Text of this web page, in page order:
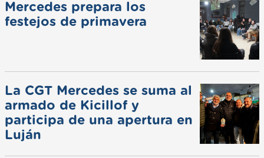
Mercedes prepara los
festejos de primavera
La CGT Mercedes se suma al
armado de Kicillof y
participa de una apertura en
Luján